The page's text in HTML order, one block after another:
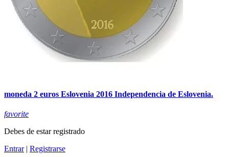
moneda 2 euros Eslovenia 2016 Independencia de Eslovenia.
favorite
Debes de estar registrado
Entrar| Registrarse